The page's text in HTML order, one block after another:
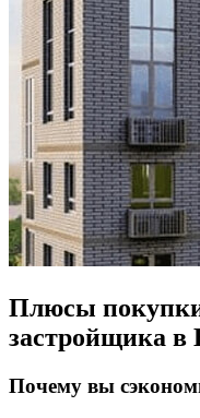
Плюсы
застройщика в
Почему вы